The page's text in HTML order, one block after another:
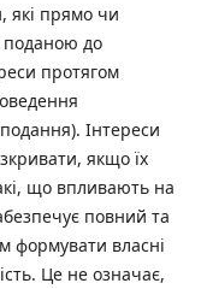
які прямо чи
поданою до
протягом
Інтереси
якщо їх
що впливають на
повний та
формувати власні
Це не означає,